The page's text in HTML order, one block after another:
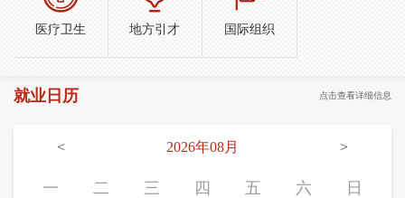
医疗卫生 地方引才 国际组织
就业日历 点击查看详细信息
< 2026年08月 >
一 二 三 四 五 六 日